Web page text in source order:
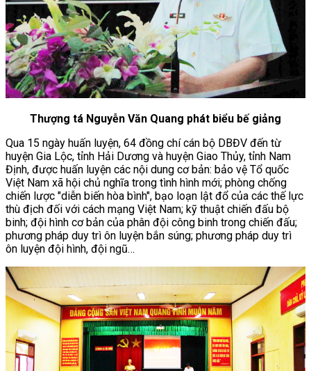
Thượng tá Nguyễn Văn Quang phát biểu bế giảng
Qua 15 ngày huấn luyện, 64 đồng chí cán bộ DBĐV đến từ
huyện Gia Lộc, tỉnh Hải Dương và huyện Giao Thủy, tỉnh Nam
Định, được huấn luyện các nội dung cơ bản: bảo vệ Tổ quốc
Việt Nam xã hội chủ nghĩa trong tình hình mới; phòng chống
chiến lược "diễn biến hòa bình", bạo loạn lật đổ của các thế lực
thù địch đối với cách mạng Việt Nam; kỹ thuật chiến đấu bộ
binh; đội hình cơ bản của phân đội công binh trong chiến đấu;
phương pháp duy trì ôn luyện bắn súng; phương pháp duy trì
ôn luyện đội hình, đội ngũ…